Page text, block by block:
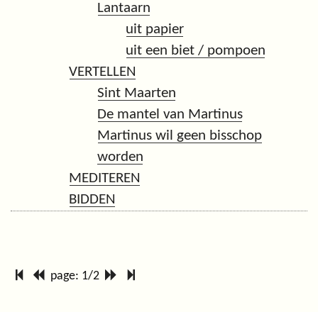
Lantaarn
uit papier
uit een biet / pompoen
VERTELLEN
Sint Maarten
De mantel van Martinus
Martinus wil geen bisschop
worden
MEDITEREN
BIDDEN
page: 1/2